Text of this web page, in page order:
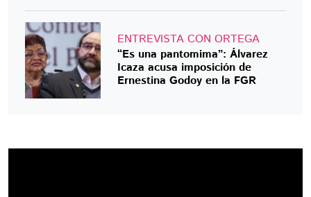
ENTREVISTA CON ORTEGA
“Es una pantomima”: Álvarez
Icaza acusa imposición de
Ernestina Godoy en la FGR